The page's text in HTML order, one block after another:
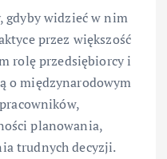
gdyby widzieć w nim
przez większość
rolę przedsiębiorcy i
o międzynarodowym
planowania,
trudnych decyzji.